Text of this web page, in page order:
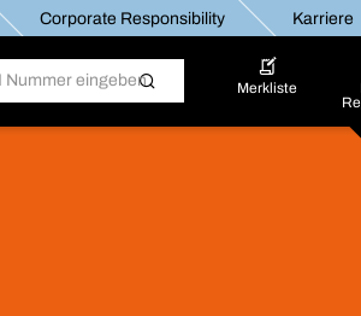
Corporate Responsibility Karriere
Merkliste